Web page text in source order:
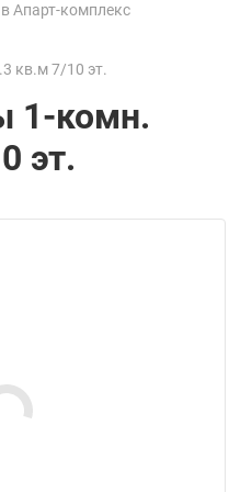
Апарт-комплекс
кв.м 7/10 эт.
1-комн.
эт.